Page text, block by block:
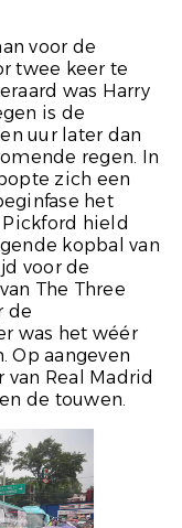
voor de
twee keer te
was Harry
is de
uur later dan
regen. In
zich een
het
Pickford hield
kopbal van
voor de
The Three
de
was het wéér
Op aangeven
Real Madrid
de touwen.